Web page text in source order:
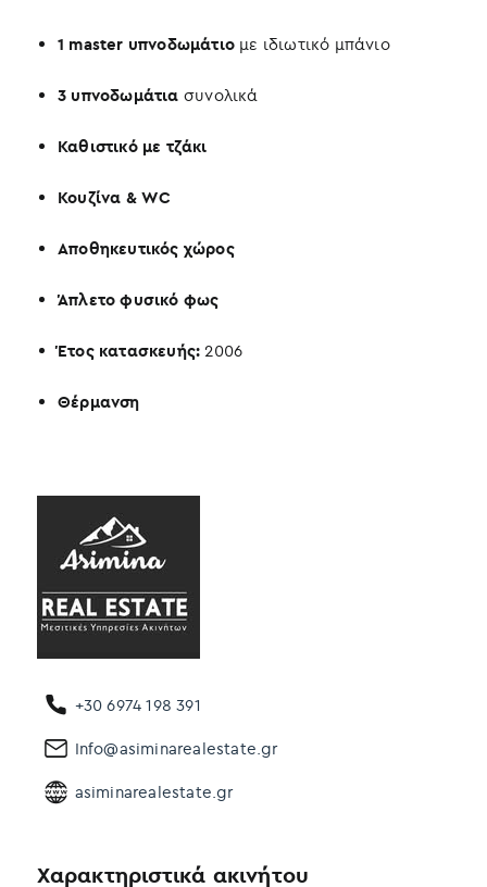
1 master υπνοδωμάτιο με ιδιωτικό μπάνιο
3 υπνοδωμάτια συνολικά
Καθιστικό με τζάκι
Κουζίνα & WC
Αποθηκευτικός χώρος
Άπλετο φυσικό φως
Έτος κατασκευής: 2006
Θέρμανση
+30 6974 198 391
Info@asiminarealestate.gr
asiminarealestate.gr
Χαρακτηριστικά ακινήτου